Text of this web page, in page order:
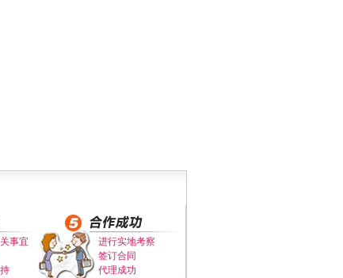
事宜
进行实地考察
签订合同
代理成功